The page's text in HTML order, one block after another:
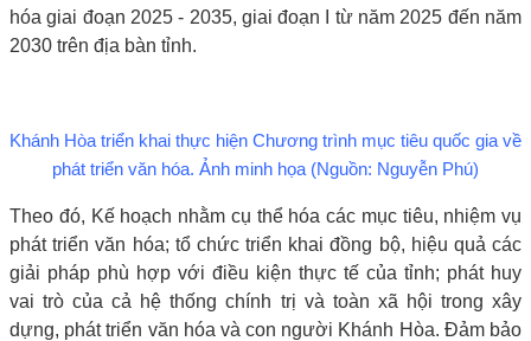
hóa giai đoạn 2025 - 2035, giai đoạn I từ năm 2025 đến năm
2030 trên địa bàn tỉnh.
Khánh Hòa triển khai thực hiện Chương trình mục tiêu quốc gia về
phát triển văn hóa. Ảnh minh họa (Nguồn: Nguyễn Phú)
Theo đó, Kế hoạch nhằm cụ thể hóa các mục tiêu, nhiệm vụ
phát triển văn hóa; tổ chức triển khai đồng bộ, hiệu quả các
giải pháp phù hợp với điều kiện thực tế của tỉnh; phát huy
vai trò của cả hệ thống chính trị và toàn xã hội trong xây
dựng, phát triển văn hóa và con người Khánh Hòa. Đảm bảo